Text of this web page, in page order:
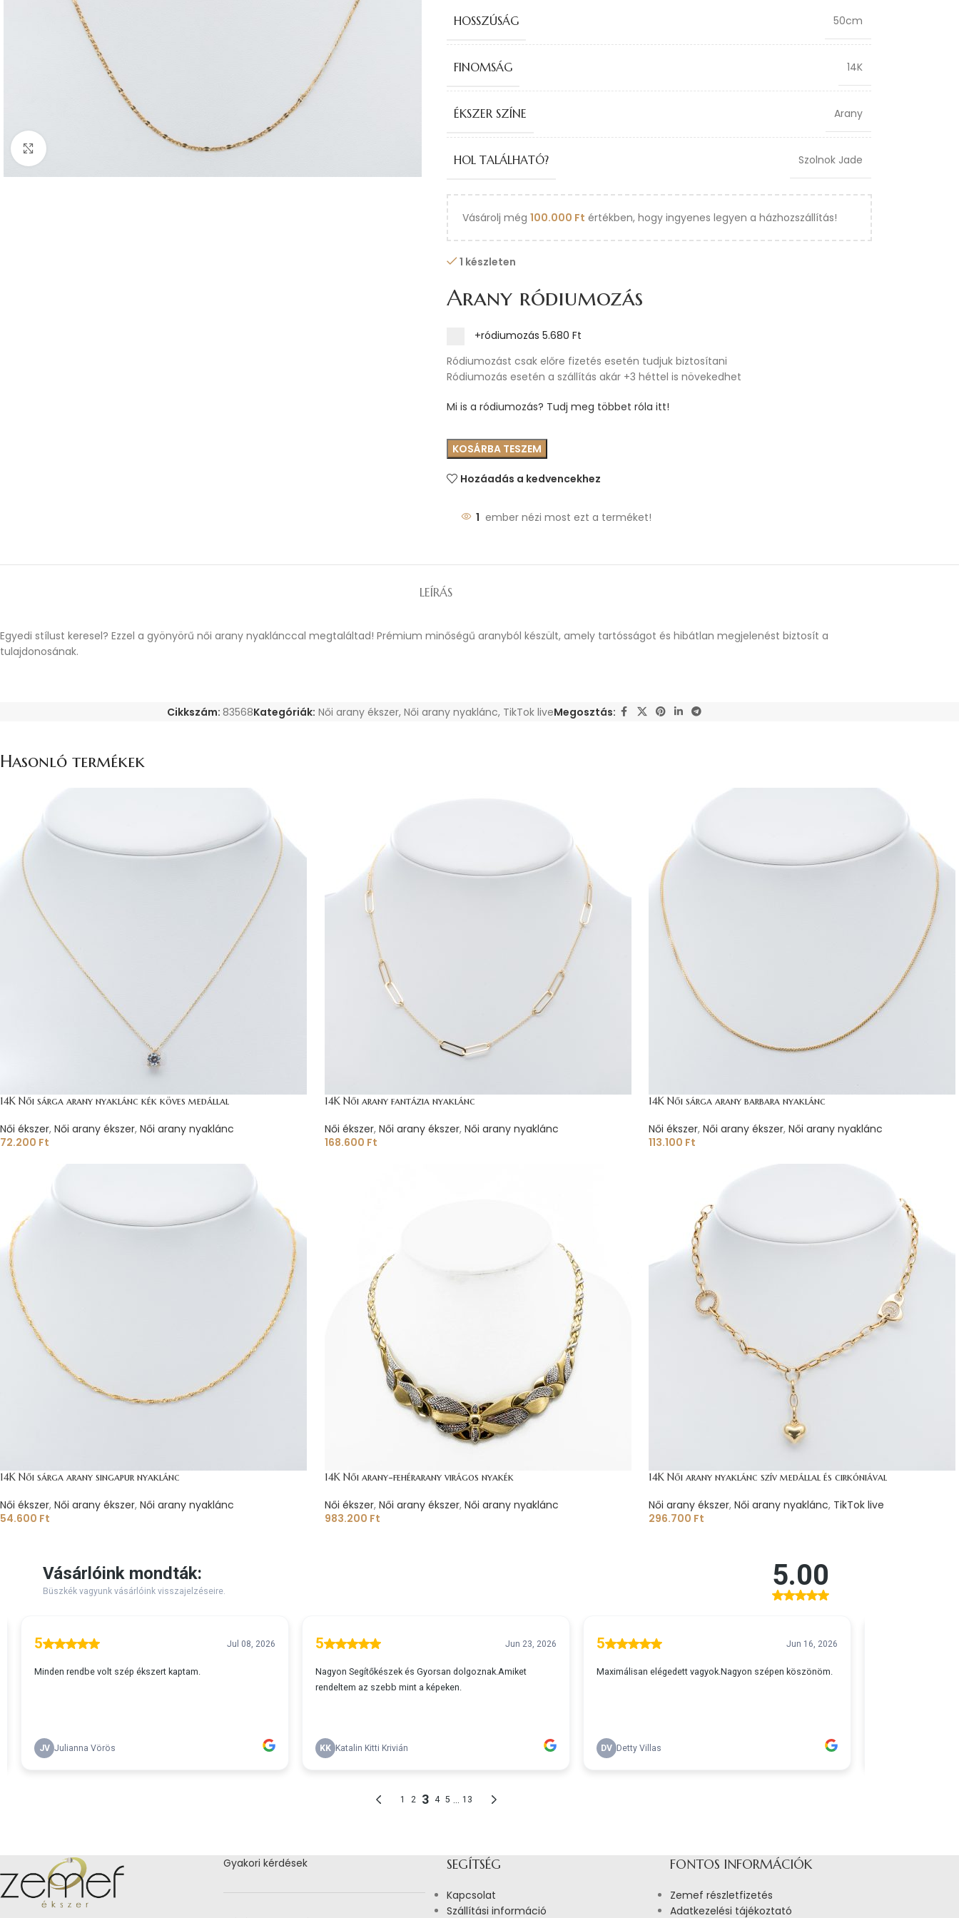
HOSSZÚSÁG 50cm
FINOMSÁG 14K
ÉKSZER SZÍNE Arany
HOL TALÁLHATÓ? Szolnok Jade
Vásárolj még 100.000 Ft értékben, hogy ingyenes legyen a házhozszállítás!
1 készleten
Arany ródiumozás
+ródiumozás 5.680 Ft
Ródiumozást csak előre fizetés esetén tudjuk biztosítani
Ródiumozás esetén a szállítás akár +3 héttel is növekedhet
Mi is a ródiumozás? Tudj meg többet róla itt!
KOSÁRBA TESZEM
Hozáadás a kedvencekhez
1 ember nézi most ezt a terméket!
LEÍRÁS
Egyedi stílust keresel? Ezzel a gyönyörű női arany nyaklánccal megtaláltad! Prémium minőségű aranyból készült, amely tartósságot és hibátlan megjelenést biztosít a
tulajdonosának.
Cikkszám: 83568Kategóriák: Női arany ékszer, Női arany nyaklánc, TikTok liveMegosztás:
Hasonló termékek
14K Női sárga arany nyaklánc kék köves medállal
Női ékszer, Női arany ékszer, Női arany nyaklánc
72.200 Ft
14K Női arany fantázia nyaklánc
Női ékszer, Női arany ékszer, Női arany nyaklánc
168.600 Ft
14K Női sárga arany barbara nyaklánc
Női ékszer, Női arany ékszer, Női arany nyaklánc
113.100 Ft
14K Női sárga arany singapur nyaklánc
Női ékszer, Női arany ékszer, Női arany nyaklánc
54.600 Ft
14K Női arany-fehérarany virágos nyakék
Női ékszer, Női arany ékszer, Női arany nyaklánc
983.200 Ft
14K Női arany nyaklánc szív medállal és cirkóniával
Női arany ékszer, Női arany nyaklánc, TikTok live
296.700 Ft
Gyakori kérdések SEGÍTSÉG
Kapcsolat
Szállítási információ
FONTOS INFORMÁCIÓK
Zemef részletfizetés
Adatkezelési tájékoztató